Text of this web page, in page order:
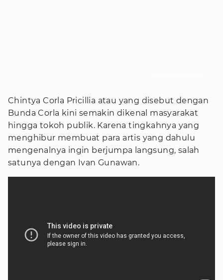
Chintya Corla Pricillia atau yang disebut dengan
Bunda Corla kini semakin dikenal masyarakat
hingga tokoh publik. Karena tingkahnya yang
menghibur membuat para artis yang dahulu
mengenalnya ingin berjumpa langsung, salah
satunya dengan Ivan Gunawan.